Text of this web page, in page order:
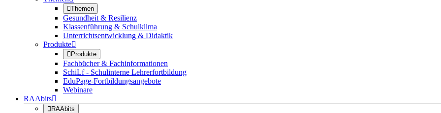
Themen
Gesundheit & Resilienz
Klassenführung & Schulklima
Unterrichtsentwicklung & Didaktik
Produkte
Produkte
Fachbücher & Fachinformationen
SchiLf - Schulinterne Lehrerfortbildung
EduPage-Fortbildungsangebote
Webinare
RAAbits
RAAbits